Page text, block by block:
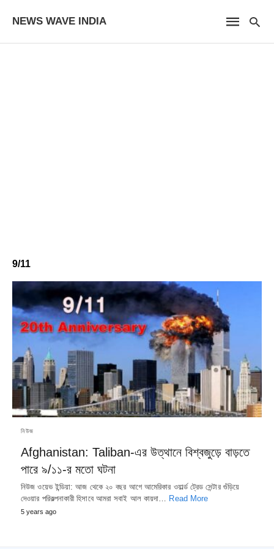
NEWS WAVE INDIA
9/11
নিউজ
Afghanistan: Taliban-এর উত্থানে বিশ্বজুড়ে বাড়তে
পারে ৯/১১-র মতো ঘটনা
নিউজ ওয়েভ ইন্ডিয়া: আজ থেকে ২০ বছর আগে আমেরিকার ওয়ার্ল্ড ট্রেড সেন্টার গুঁড়িয়ে
দেওয়ার পরিকল্পনাকারী হিসাবে আমরা সবাই আল কায়দা… Read More
5 years ago